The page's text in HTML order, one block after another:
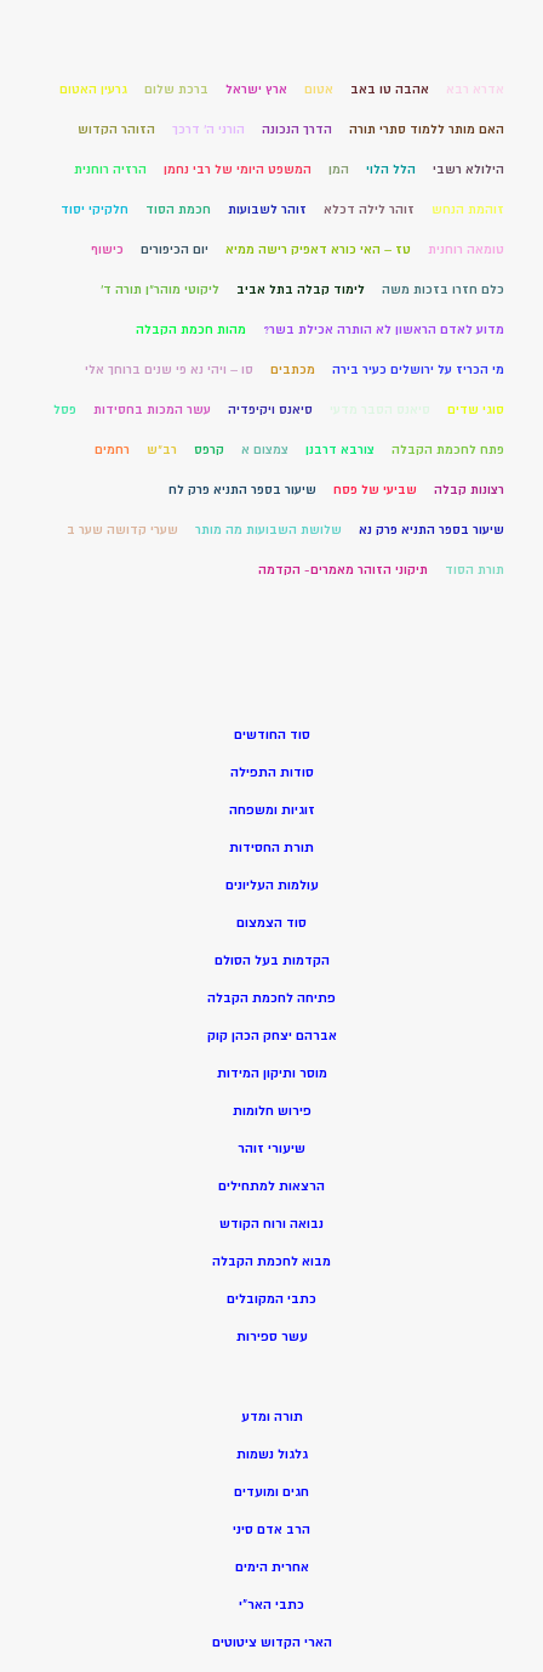
אדרא רבא אהבה טו באב אטום ארץ ישראל ברכת שלום גרעין האטום
האם מותר ללמוד סתרי תורה הדרך הנכונה הורני ה' דרכך הזוהר הקדוש
הילולא רשבי הלל הלוי המן המשפט היומי של רבי נחמן הרזיה רוחנית
זוהמת הנחש זוהר לילה דכלא זוהר לשבועות חכמת הסוד חלקיקי יסוד
טומאה רוחנית טז – האי כורא דאפיק רישה ממיא יום הכיפורים כישוף
כלם חזרו בזכות משה לימוד קבלה בתל אביב ליקוטי מוהר"ן תורה ד'
מדוע לאדם הראשון לא הותרה אכילת בשר? מהות חכמת הקבלה
מי הכריז על ירושלים כעיר בירה מכתבים סו – ויהי נא פי שנים ברוחך אלי
סוגי שדים סיאנס הסבר מדעי סיאנס ויקיפדיה עשר המכות בחסידות פסל
פתח לחכמת הקבלה צורבא דרבנן צמצום א קרפס רב"ש רחמים
רצונות קבלה שביעי של פסח שיעור בספר התניא פרק לח
שיעור בספר התניא פרק נא שלושת השבועות מה מותר שערי קדושה שער ב
תורת הסוד תיקוני הזוהר מאמרים- הקדמה
סוד החודשים
סודות התפילה
זוגיות ומשפחה
תורת החסידות
עולמות העליונים
סוד הצמצום
הקדמות בעל הסולם
פתיחה לחכמת הקבלה
אברהם יצחק הכהן קוק
מוסר ותיקון המידות
פירוש חלומות
שיעורי זוהר
הרצאות למתחילים
נבואה ורוח הקודש
מבוא לחכמת הקבלה
כתבי המקובלים
עשר ספירות
תורה ומדע
גלגול נשמות
חגים ומועדים
הרב אדם סיני
אחרית הימים
כתבי האר”י
הארי הקדוש ציטוטים